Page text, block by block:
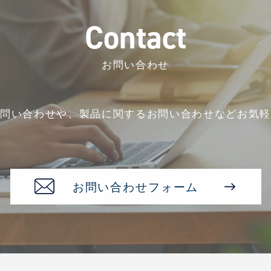
Contact
お問い合わせ
い合わせや、製品に関するお問い合わせなどお気
お問い合わせフォーム